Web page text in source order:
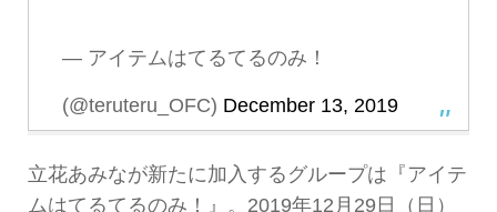
— アイテムはてるてるのみ！
(@teruteru_OFC) December 13, 2019
立花あみなが新たに加入するグループは『アイテ
ムはてるてるのみ！』。2019年12月29日（日）